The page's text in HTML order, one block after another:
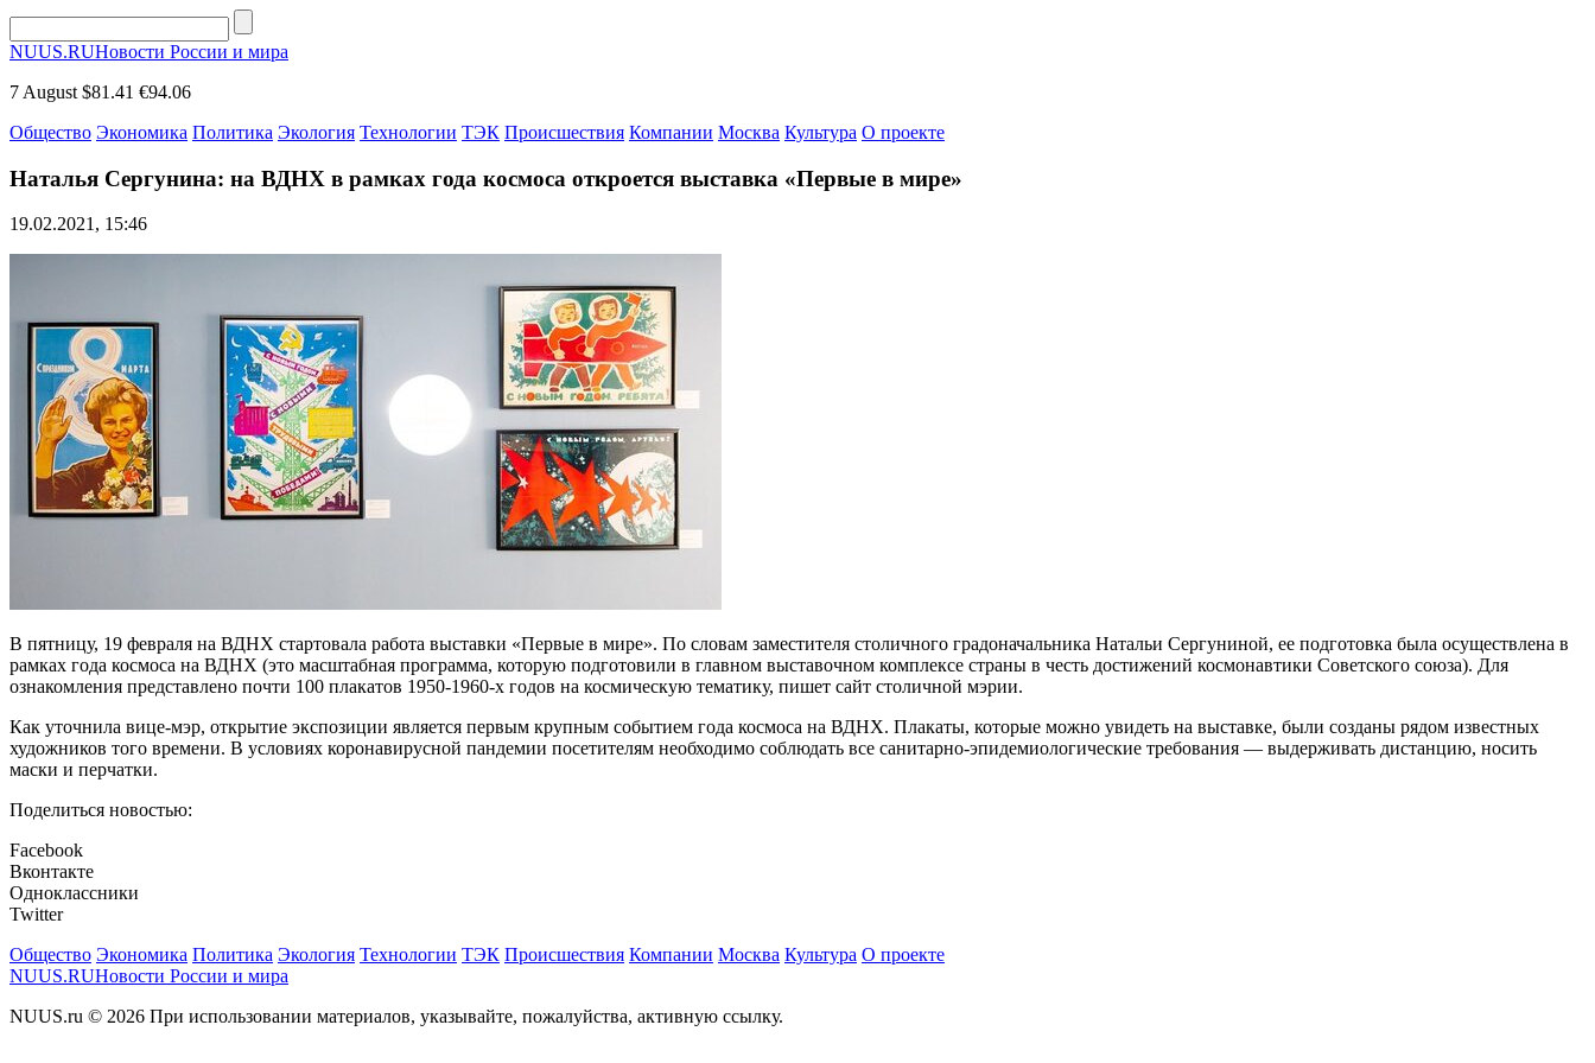
NUUS.RUНовости России и мира
7 August $81.41 €94.06
Общество Экономика Политика Экология Технологии ТЭК Происшествия Компании Москва Культура О проекте
Наталья Сергунина: на ВДНХ в рамках года космоса откроется выставка «Первые в мире»
19.02.2021, 15:46
В пятницу, 19 февраля на ВДНХ стартовала работа выставки «Первые в мире». По словам заместителя столичного градоначальника Натальи Сергуниной, ее подготовка была осуществлена в
рамках года космоса на ВДНХ (это масштабная программа, которую подготовили в главном выставочном комплексе страны в честь достижений космонавтики Советского союза). Для
ознакомления представлено почти 100 плакатов 1950-1960-х годов на космическую тематику, пишет сайт столичной мэрии.
Как уточнила вице-мэр, открытие экспозиции является первым крупным событием года космоса на ВДНХ. Плакаты, которые можно увидеть на выставке, были созданы рядом известных
художников того времени. В условиях коронавирусной пандемии посетителям необходимо соблюдать все санитарно-эпидемиологические требования — выдерживать дистанцию, носить
маски и перчатки.
Поделиться новостью:
Facebook
Вконтакте
Одноклассники
Twitter
Общество Экономика Политика Экология Технологии ТЭК Происшествия Компании Москва Культура О проекте
NUUS.RUНовости России и мира
NUUS.ru © 2026 При использовании материалов, указывайте, пожалуйства, активную ссылку.